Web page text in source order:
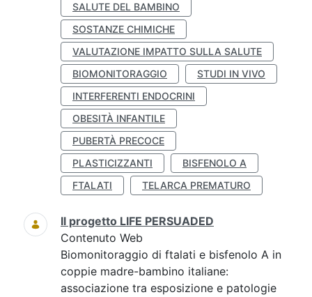
SALUTE DEL BAMBINO
SOSTANZE CHIMICHE
VALUTAZIONE IMPATTO SULLA SALUTE
BIOMONITORAGGIO
STUDI IN VIVO
INTERFERENTI ENDOCRINI
OBESITÀ INFANTILE
PUBERTÀ PRECOCE
PLASTICIZZANTI
BISFENOLO A
FTALATI
TELARCA PREMATURO
Il progetto LIFE PERSUADED
Contenuto Web
Biomonitoraggio di ftalati e bisfenolo A in
coppie madre-bambino italiane:
associazione tra esposizione e patologie